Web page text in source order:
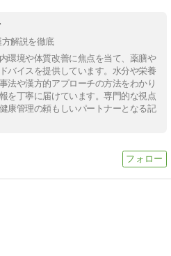
解説を徹底
環境や体質改善に焦点を当て、薬膳や
バイスを提供しています。水分や栄養
法や漢方的アプローチの方法をわかり
を丁寧に届けています。専門的な視点
康管理の頼もしいパートナーとなる記